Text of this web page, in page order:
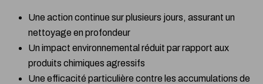
Une action continue sur plusieurs jours, assurant un
nettoyage en profondeur
Un impact environnemental réduit par rapport aux
produits chimiques agressifs
Une efficacité particulière contre les accumulations de